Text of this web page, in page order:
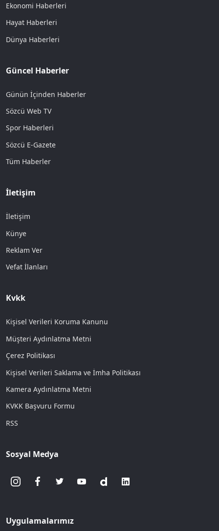
Ekonomi Haberleri
Hayat Haberleri
Dünya Haberleri
Güncel Haberler
Günün İçinden Haberler
Sözcü Web TV
Spor Haberleri
Sözcü E-Gazete
Tüm Haberler
İletişim
İletişim
Künye
Reklam Ver
Vefat İlanları
Kvkk
Kişisel Verileri Koruma Kanunu
Müşteri Aydınlatma Metni
Çerez Politikası
Kişisel Verileri Saklama ve İmha Politikası
Kamera Aydınlatma Metni
KVKK Başvuru Formu
RSS
Sosyal Medya
Uygulamalarımız